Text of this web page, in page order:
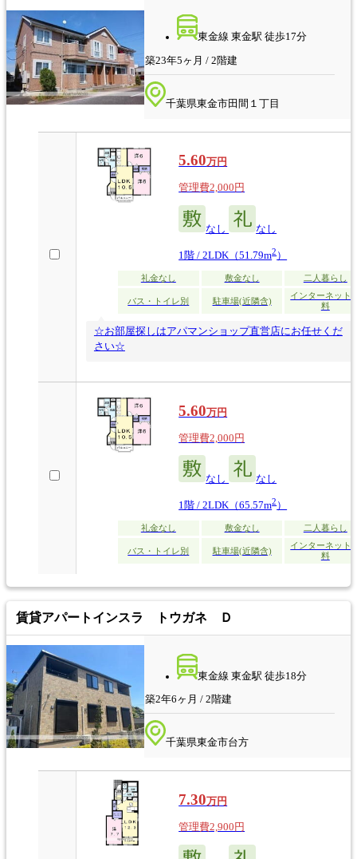
東金線 東金駅 徒歩17分
築23年5ヶ月 / 2階建
千葉県東金市田間１丁目
5.60万円
管理費2,000円
なし なし
1階 / 2LDK（51.79m2）
礼金なし 敷金なし 二人暮らし
バス・トイレ別 駐車場(近隣含)
インターネット
料
☆お部屋探しはアパマンショップ直営店にお任せくだ
さい☆
5.60万円
管理費2,000円
なし なし
1階 / 2LDK（65.57m2）
礼金なし 敷金なし 二人暮らし
バス・トイレ別 駐車場(近隣含)
インターネット
料
賃貸アパート インスラ トウガネ Ｄ
東金線 東金駅 徒歩18分
築2年6ヶ月 / 2階建
千葉県東金市台方
7.30万円
管理費2,900円